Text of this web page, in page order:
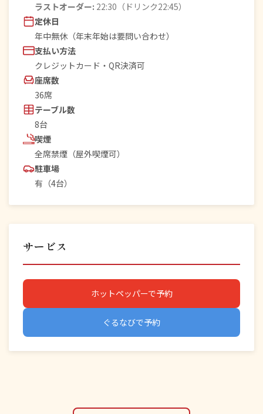
ラストオーダー: 22:30（ドリンク22:45）
定休日
年中無休（年末年始は要問い合わせ）
支払い方法
クレジットカード・QR決済可
座席数
36席
テーブル数
8台
喫煙
全席禁煙（屋外喫煙可）
駐車場
有（4台）
サービス
ホットペッパーで予約
ぐるなびで予約